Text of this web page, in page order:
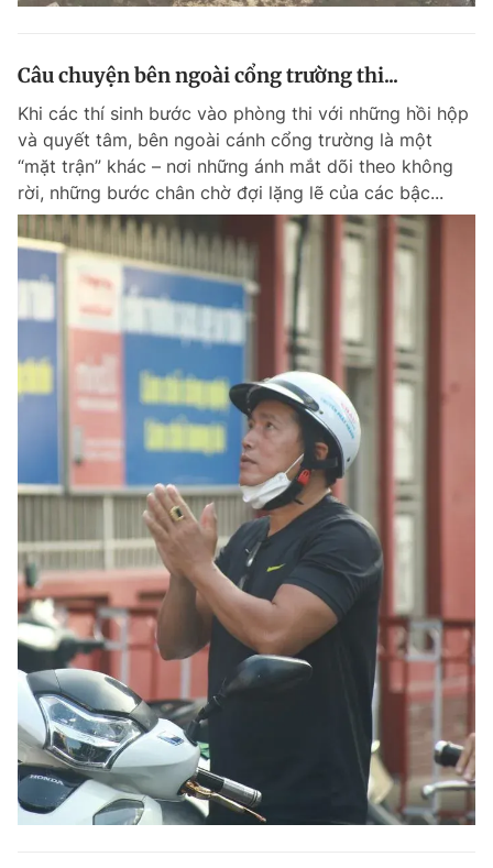
Câu chuyện bên ngoài cổng trường thi...
Khi các thí sinh bước vào phòng thi với những hồi hộp
và quyết tâm, bên ngoài cánh cổng trường là một
“mặt trận” khác – nơi những ánh mắt dõi theo không
rời, những bước chân chờ đợi lặng lẽ của các bậc...